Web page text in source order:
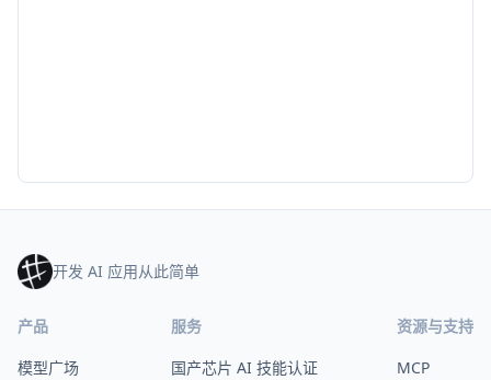
开发 AI 应用从此简单
产品
模型广场
服务
国产芯片 AI 技能认证
资源与支持
MCP